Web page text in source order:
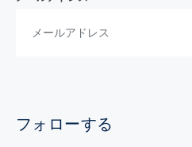
フォローする